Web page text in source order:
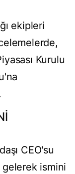
ekipleri
Kurulu
CEO'su
gelerek ismini